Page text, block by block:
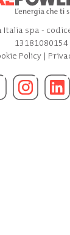
Italia spa -
13181080154
Policy|